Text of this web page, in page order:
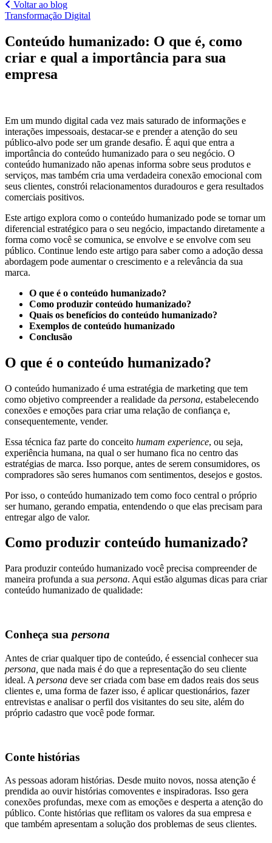
Voltar ao blog
Transformação Digital
Conteúdo humanizado: O que é, como
criar e qual a importância para sua
empresa
Em um mundo digital cada vez mais saturado de informações e
interações impessoais, destacar-se e prender a atenção do seu
público-alvo pode ser um grande desafio. É aqui que entra a
importância do conteúdo humanizado para o seu negócio. O
conteúdo humanizado não apenas informa sobre seus produtos e
serviços, mas também cria uma verdadeira conexão emocional com
seus clientes, constrói relacionamentos duradouros e gera resultados
comerciais positivos.
Este artigo explora como o conteúdo humanizado pode se tornar um
diferencial estratégico para o seu negócio, impactando diretamente a
forma como você se comunica, se envolve e se envolve com seu
público. Continue lendo este artigo para saber como a adoção dessa
abordagem pode aumentar o crescimento e a relevância da sua
marca.
O que é o conteúdo humanizado?
Como produzir conteúdo humanizado?
Quais os benefícios do conteúdo humanizado?
Exemplos de conteúdo humanizado
Conclusão
O que é o conteúdo humanizado?
O conteúdo humanizado é uma estratégia de marketing que tem
como objetivo compreender a realidade da persona, estabelecendo
conexões e emoções para criar uma relação de confiança e,
consequentemente, vender.
Essa técnica faz parte do conceito humam experience, ou seja,
experiência humana, na qual o ser humano fica no centro das
estratégias de marca. Isso porque, antes de serem consumidores, os
compradores são seres humanos com sentimentos, desejos e gostos.
Por isso, o conteúdo humanizado tem como foco central o próprio
ser humano, gerando empatia, entendendo o que elas precisam para
entregar algo de valor.
Como produzir conteúdo humanizado?
Para produzir conteúdo humanizado você precisa compreender de
maneira profunda a sua persona. Aqui estão algumas dicas para criar
conteúdo humanizado de qualidade:
Conheça sua persona
Antes de criar qualquer tipo de conteúdo, é essencial conhecer sua
persona, que nada mais é do que a representação do seu cliente
ideal. A persona deve ser criada com base em dados reais dos seus
clientes e, uma forma de fazer isso, é aplicar questionários, fazer
entrevistas e analisar o perfil dos visitantes do seu site, além do
próprio cadastro que você pode formar.
Conte histórias
As pessoas adoram histórias. Desde muito novos, nossa atenção é
prendida ao ouvir histórias comoventes e inspiradoras. Isso gera
conexões profundas, mexe com as emoções e desperta a atenção do
público. Conte histórias que reflitam os valores da sua empresa e
que também apresentam a solução dos problemas de seus clientes.